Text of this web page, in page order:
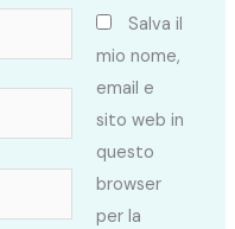
Salva il
mio nome,
email e
sito web in
questo
browser
per la